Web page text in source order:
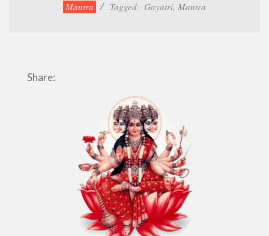
Mantra Tagged: Gayatri, Mantra
Share: